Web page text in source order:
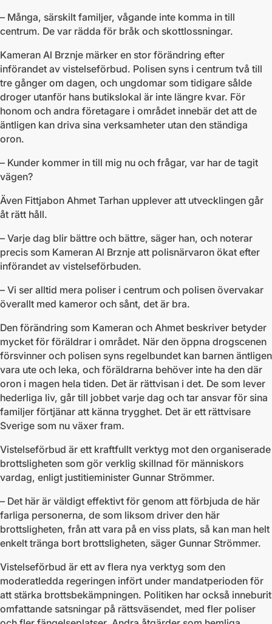
– Många, särskilt familjer, vågande inte komma in till
centrum. De var rädda för bråk och skottlossningar.
Kameran Al Brznje märker en stor förändring efter
införandet av vistelseförbud. Polisen syns i centrum två till
tre gånger om dagen, och ungdomar som tidigare sålde
droger utanför hans butikslokal är inte längre kvar. För
honom och andra företagare i området innebär det att de
äntligen kan driva sina verksamheter utan den ständiga
oron.
– Kunder kommer in till mig nu och frågar, var har de tagit
vägen?
Även Fittjabon Ahmet Tarhan upplever att utvecklingen går
åt rätt håll.
– Varje dag blir bättre och bättre, säger han, och noterar
precis som Kameran Al Brznje att polisnärvaron ökat efter
införandet av vistelseförbuden.
– Vi ser alltid mera poliser i centrum och polisen övervakar
överallt med kameror och sånt, det är bra.
Den förändring som Kameran och Ahmet beskriver betyder
mycket för föräldrar i området. När den öppna drogscenen
försvinner och polisen syns regelbundet kan barnen äntligen
vara ute och leka, och föräldrarna behöver inte ha den där
oron i magen hela tiden. Det är rättvisan i det. De som lever
hederliga liv, går till jobbet varje dag och tar ansvar för sina
familjer förtjänar att känna trygghet. Det är ett rättvisare
Sverige som nu växer fram.
Vistelseförbud är ett kraftfullt verktyg mot den organiserade
brottsligheten som gör verklig skillnad för människors
vardag, enligt justitieminister Gunnar Strömmer.
– Det här är väldigt effektivt för genom att förbjuda de här
farliga personerna, de som liksom driver den här
brottsligheten, från att vara på en viss plats, så kan man helt
enkelt tränga bort brottsligheten, säger Gunnar Strömmer.
Vistelseförbud är ett av flera nya verktyg som den
moderatledda regeringen infört under mandatperioden för
att stärka brottsbekämpningen. Politiken har också inneburit
omfattande satsningar på rättsväsendet, med fler poliser